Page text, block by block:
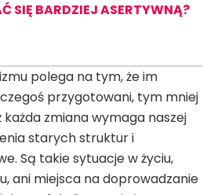
SIĘ BARDZIEJ ASERTYWNĄ?
polega na tym, że im
przygotowani, tym mniej
zmiana wymaga naszej
starych struktur i
Są takie sytuacje w życiu,
ani miejsca na doprowadzanie